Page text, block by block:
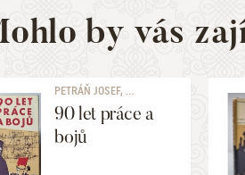
by vás
PETRÁŇ JOSEF, ...
90 let práce a
bojů